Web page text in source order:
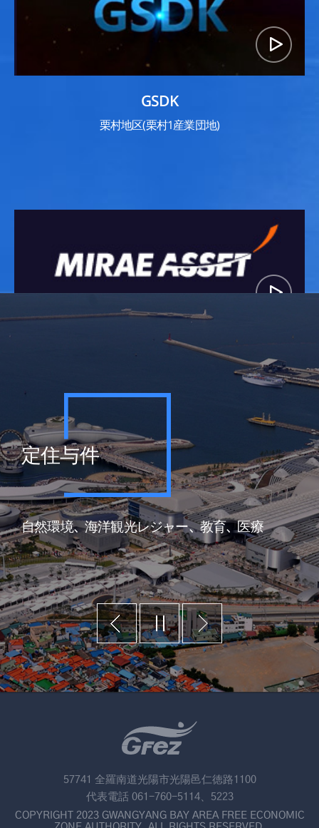
GSDK
栗村地区(栗村1産業団地)
ミレエセット
定住与件
自然環境、海洋観光レジャー、教育、医療
57741 全羅南道光陽市光陽邑仁徳路1100
代表電話 061-760-5114、5223
COPYRIGHT 2023 GWANGYANG BAY AREA FREE ECONOMIC